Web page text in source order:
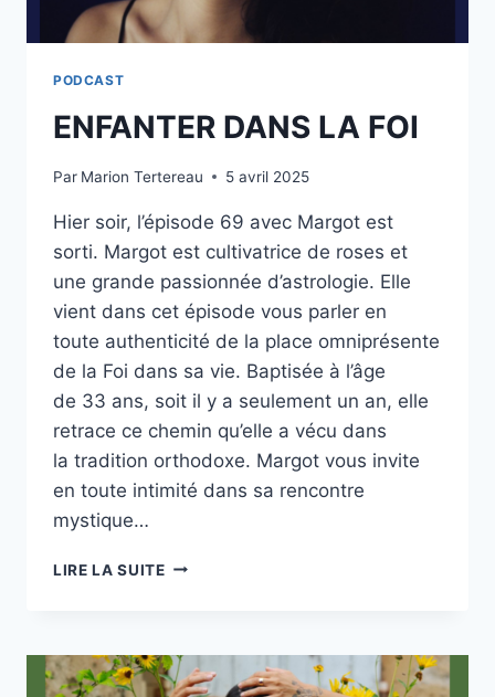
PODCAST
ENFANTER DANS LA FOI
Par Marion Tertereau 5 avril 2025
Hier soir, l’épisode 69 avec Margot est
sorti. Margot est cultivatrice de roses et
une grande passionnée d’astrologie. Elle
vient dans cet épisode vous parler en
toute authenticité de la place omniprésente
de la Foi dans sa vie. Baptisée à l’âge
de 33 ans, soit il y a seulement un an, elle
retrace ce chemin qu’elle a vécu dans
la tradition orthodoxe. Margot vous invite
en toute intimité dans sa rencontre
mystique…
LIRE LA SUITEENFANTER